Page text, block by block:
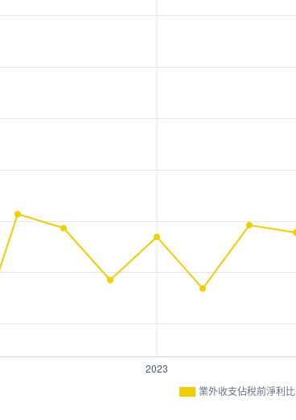
業外收支佔稅前淨利比